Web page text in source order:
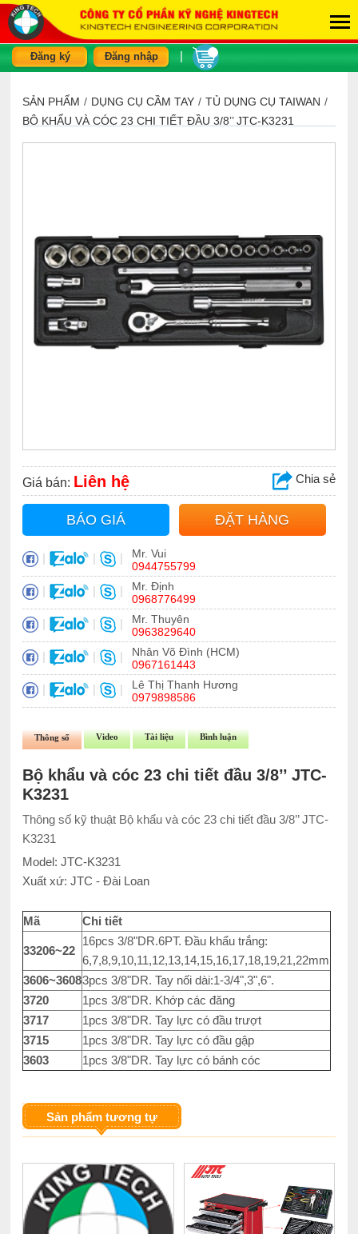
Đăng ký Đăng nhập
SẢN PHẨM / DỤNG CỤ CẦM TAY / TỦ DỤNG CỤ TAIWAN /
BỘ KHẨU VÀ CÓC 23 CHI TIẾT ĐẦU 3/8’’ JTC-K3231
Giá bán: Liên hệ Chia sẻ
BÁO GIÁ ĐẶT HÀNG
| | |
Mr. Vui
0944755799
| | |
Mr. Định
0968776499
| | |
Mr. Thuyên
0963829640
| | |
Nhân Võ Đình (HCM)
0967161443
| | |
Lê Thị Thanh Hương
0979898586
Thông số Video Tài liệu Bình luận
Bộ khẩu và cóc 23 chi tiết đầu 3/8’’ JTC-
K3231
Thông số kỹ thuật Bộ khẩu và cóc 23 chi tiết đầu 3/8’’ JTC-
K3231
Model: JTC-K3231
Xuất xứ: JTC - Đài Loan
Mã Chi tiết
33206~22
16pcs 3/8"DR.6PT. Đầu khẩu trắng:
6,7,8,9,10,11,12,13,14,15,16,17,18,19,21,22mm
3606~36083pcs 3/8"DR. Tay nối dài:1-3/4",3",6".
3720
1pcs 3/8"DR. Khớp các đăng
3717
1pcs 3/8"DR. Tay lực có đầu trượt
3715
1pcs 3/8"DR. Tay lực có đầu gập
3603
1pcs 3/8"DR. Tay lực có bánh cóc
Sản phẩm tương tự